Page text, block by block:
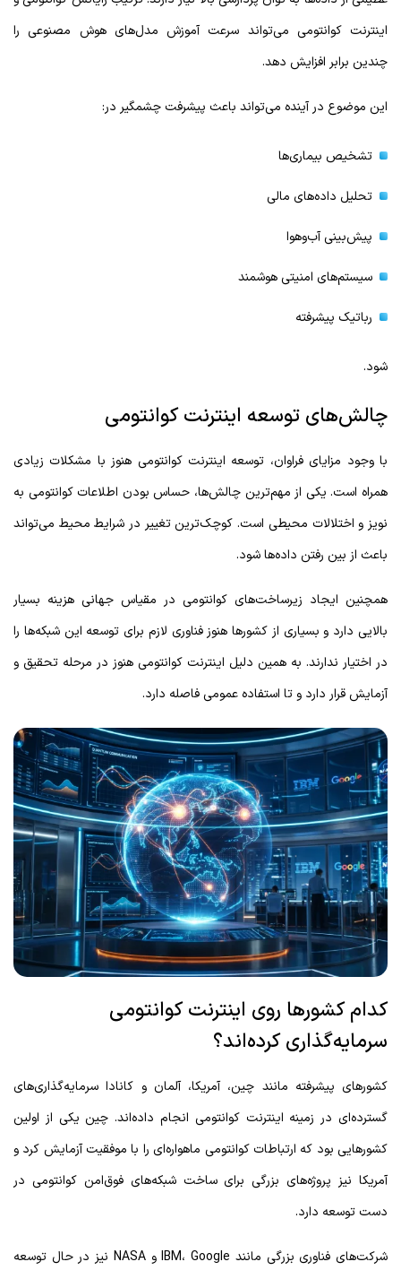
اینترنت کوانتومی می‌تواند سرعت آموزش مدل‌های هوش مصنوعی را
چندین برابر افزایش دهد.
این موضوع در آینده می‌تواند باعث پیشرفت چشمگیر در:
تشخیص بیماری‌ها
تحلیل داده‌های مالی
پیش‌بینی آب‌وهوا
سیستم‌های امنیتی هوشمند
رباتیک پیشرفته
شود.
چالش‌های توسعه اینترنت کوانتومی
با وجود مزایای فراوان، توسعه اینترنت کوانتومی هنوز با مشکلات زیادی
همراه است. یکی از مهم‌ترین چالش‌ها، حساس بودن اطلاعات کوانتومی به
نویز و اختلالات محیطی است. کوچک‌ترین تغییر در شرایط محیط می‌تواند
باعث از بین رفتن داده‌ها شود.
همچنین ایجاد زیرساخت‌های کوانتومی در مقیاس جهانی هزینه بسیار
بالایی دارد و بسیاری از کشورها هنوز فناوری لازم برای توسعه این شبکه‌ها را
در اختیار ندارند. به همین دلیل اینترنت کوانتومی هنوز در مرحله تحقیق و
آزمایش قرار دارد و تا استفاده عمومی فاصله دارد.
کدام کشورها روی اینترنت کوانتومی
سرمایه‌گذاری کرده‌اند؟
کشورهای پیشرفته مانند چین، آمریکا، آلمان و کانادا سرمایه‌گذاری‌های
گسترده‌ای در زمینه اینترنت کوانتومی انجام داده‌اند. چین یکی از اولین
کشورهایی بود که ارتباطات کوانتومی ماهواره‌ای را با موفقیت آزمایش کرد و
آمریکا نیز پروژه‌های بزرگی برای ساخت شبکه‌های فوق‌امن کوانتومی در
دست توسعه دارد.
شرکت‌های فناوری بزرگی مانند IBM،Google وNASA نیز در حال توسعه